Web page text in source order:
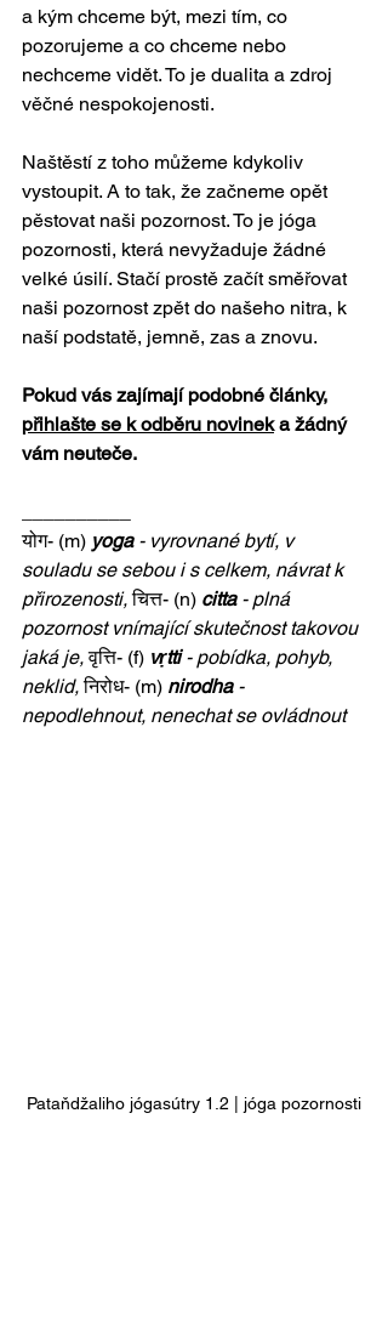
a kým chceme být, mezi tím, co
pozorujeme a co chceme nebo
nechceme vidět. To je dualita a zdroj
věčné nespokojenosti.
Naštěstí z toho můžeme kdykoliv
vystoupit. A to tak, že začneme opět
pěstovat naši pozornost. To je jóga
pozornosti, která nevyžaduje žádné
velké úsilí. Stačí prostě začít směřovat
naši pozornost zpět do našeho nitra, k
naší podstatě, jemně, zas a znovu.
Pokud vás zajímají podobné články,
přihlašte se k odběru novinek a žádný
vám neuteče.
योग- (m) yoga - vyrovnané bytí, v
souladu se sebou i s celkem, návrat k
přirozenosti, चित्त- (n) citta - plná
pozornost vnímající skutečnost takovou
jaká je, वृत्ति- (f) vṛtti - pobídka, pohyb,
neklid, निरोध- (m) nirodha -
nepodlehnout, nenechat se ovládnout
Pataňdžaliho jógasútry 1.2 | jóga pozornosti